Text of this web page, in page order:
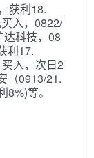
获利18.
入，0822/
达科技，08
利17.
入，次日2
（0913/21.
等。